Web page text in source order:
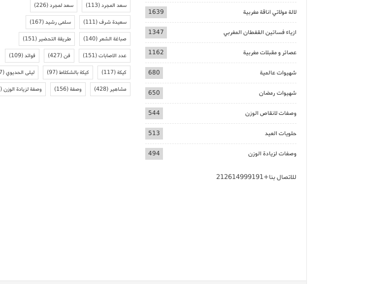
لالة مولاتي اناقة مغربية 1639
ازياء فساتين القفطان المغربي 1347
عصائر و مقبلات مغربية 1162
شهيوات عالمية 680
شهيوات رمضان 650
وصفات لانقاص الوزن 544
حلويات العيد 513
وصفات لزيادة الوزن 494
للاتصال بنا+212614999191
سعد المجرد(113) سعد لمجرد(226)
سعيدة شرف(111) سلمى رشيد(167)
صباغة الشعر(140) طريقة التحضير(151)
عدد الاصابات(151) فن(427) فوائد(109)
كيكة(117) كيكة بالشكلاط(97) ليلى الحديوي(97)
مشاهير(428) وصفة(156) وصفة لزيادة الوزن(138)